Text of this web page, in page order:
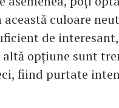
această culoare
de
altă opțiune sunt
fiind purtate